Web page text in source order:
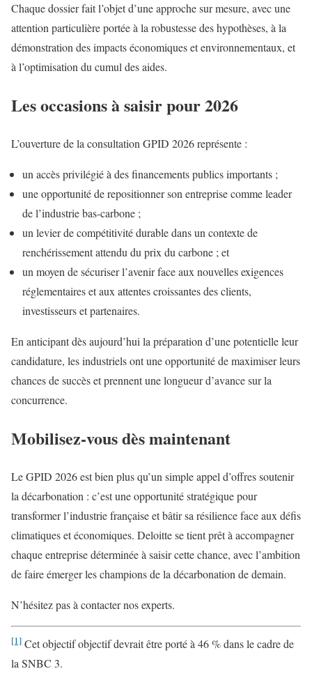
Chaque dossier fait l’objet d’une approche sur mesure, avec une
attention particulière portée à la robustesse des hypothèses, à la
démonstration des impacts économiques et environnementaux, et
à l’optimisation du cumul des aides.
Les occasions à saisir pour 2026
L’ouverture de la consultation GPID 2026 représente :
un accès privilégié à des financements publics importants ;
une opportunité de repositionner son entreprise comme leader
de l’industrie bas-carbone ;
un levier de compétitivité durable dans un contexte de
renchérissement attendu du prix du carbone ; et
un moyen de sécuriser l’avenir face aux nouvelles exigences
réglementaires et aux attentes croissantes des clients,
investisseurs et partenaires.
En anticipant dès aujourd’hui la préparation d’une potentielle leur
candidature, les industriels ont une opportunité de maximiser leurs
chances de succès et prennent une longueur d’avance sur la
concurrence.
Mobilisez-vous dès maintenant
Le GPID 2026 est bien plus qu’un simple appel d’offres soutenir
la décarbonation : c’est une opportunité stratégique pour
transformer l’industrie française et bâtir sa résilience face aux défis
climatiques et économiques. Deloitte se tient prêt à accompagner
chaque entreprise déterminée à saisir cette chance, avec l’ambition
de faire émerger les champions de la décarbonation de demain.
N’hésitez pas à contacter nos experts.
[1] Cet objectif objectif devrait être porté à 46 % dans le cadre de
la SNBC 3.